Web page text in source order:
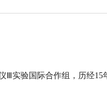
Ⅲ实验国际合作组，历经15